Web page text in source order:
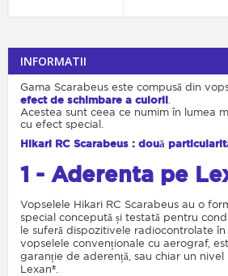
INFORMATII
Gama Scarabeus este compusă din
efect de schimbare a culorii
Acestea sunt ceea ce numim în lumea
cu efect special.
Hikari RC Scarabeus : două
1 - Aderenta pe
Vopselele Hikari RC Scarabeus au o
special concepută și testată pentru
le suferă dispozitivele radiocontrolate
vopselele convenționale cu aerograf,
garanție de aderență, sau chiar un
Lexan®.